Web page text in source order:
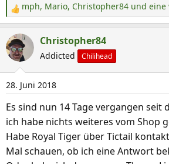
R
e
a
k
t
i
o
n
n
:
mph, Mario, Christopher84 und eine
Christopher84
Addicted Chilihead
28. Juni 2018
Es sind nun 14 Tage vergangen seit
ich habe nichts weiteres vom Shop
Habe Royal Tiger über Tictail
Mal schauen, ob ich eine Antwort